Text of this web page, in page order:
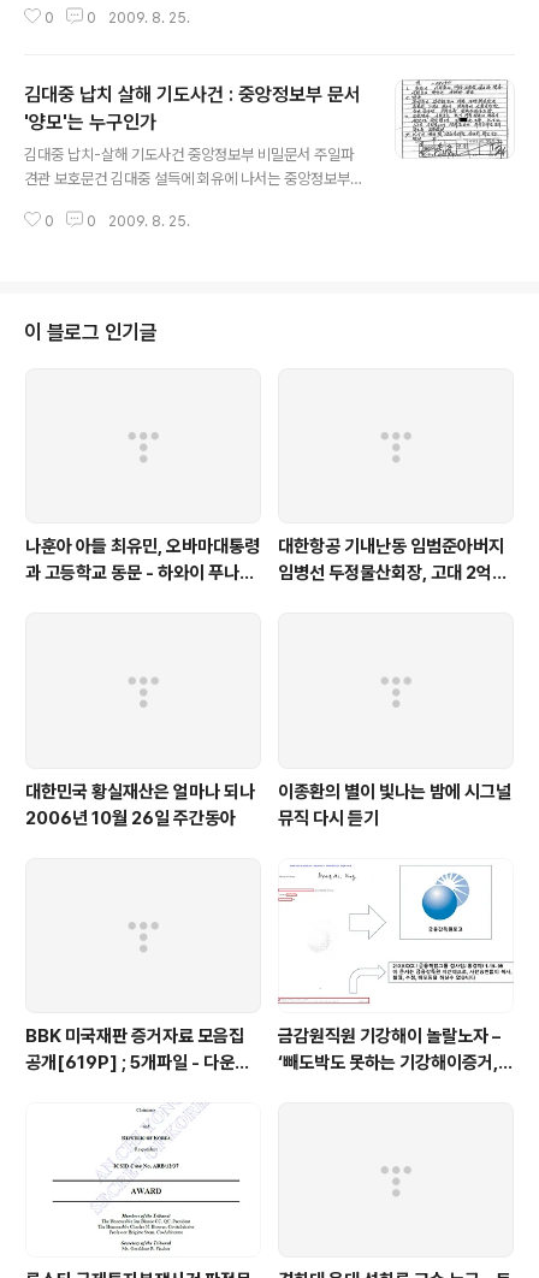
고 역사앞에 참회하라
0 0 2009. 8. 25.
김대중 납치 살해 기도사건 : 중앙정보부 문서
'양모'는 누구인가
김대중 납치-살해 기도사건 중앙정보부 비밀문서 주일파
견관 보호문건 김대중 설득에 회유에 나서는 중앙정보부
있다 이후락과 양 00, 가담자는 양심선언을 통해 참회하라
0 0 2009. 8. 25.
이 블로그 인기글
나훈아 아들 최유민, 오바마대통령
과 고등학교 동문 - 하와이 푸나호
대한항공 기내난동 임범준아버지
임병선 두정물산회장, 고대 2억기
대한민국 황실재산은 얼마나 되나
2006년 10월 26일 주간동아
이종환의 별이 빛나는 밤에 시그널
뮤직 다시 듣기
BBK 미국재판 증거자료 모음집
공개[619P] ; 5개파일 - 다운로
금감원직원 기강해이 놀랄노자 –
‘빼도박도 못하는 기강해이증거,